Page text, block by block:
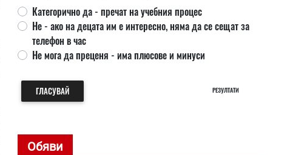
Категорично да - пречат на учебния процес
Не - ако на децата им е интересно, няма да се сещат за
телефон в час
Не мога да преценя - има плюсове и минуси
ГЛАСУВАЙ РЕЗУЛТАТИ
Обяви